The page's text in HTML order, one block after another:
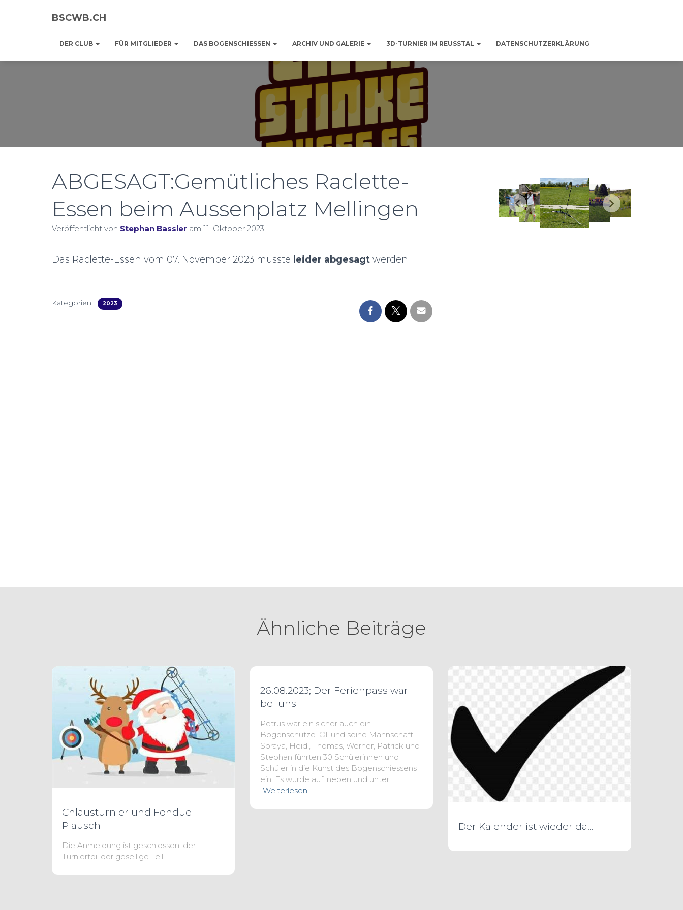
BSCWB.CH
DER CLUB FÜR MITGLIEDER DAS BOGENSCHIESSEN ARCHIV UND GALERIE 3D-TURNIER IM REUSSTAL DATENSCHUTZERKLÄRUNG
ABGESAGT:Gemütliches Raclette-
Essen beim Aussenplatz Mellingen
Veröffentlicht von Stephan Bassler am 11. Oktober 2023
Das Raclette-Essen vom 07. November 2023 musste leider abgesagt werden.
Kategorien: 2023
Ähnliche Beiträge
Chlausturnier und Fondue-
Plausch
Die Anmeldung ist geschlossen. der
Turnierteil der gesellige Teil
26.08.2023; Der Ferienpass war
bei uns
Petrus war ein sicher auch ein
Bogenschütze. Oli und seine Mannschaft,
Soraya, Heidi, Thomas, Werner, Patrick und
Stephan führten 30 Schülerinnen und
Schüler in die Kunst des Bogenschiessens
ein. Es wurde auf, neben und unter
Weiterlesen
Der Kalender ist wieder da…